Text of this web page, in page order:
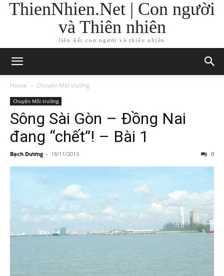
ThienNhien.Net | Con người
và Thiên nhiên
liên kết con người và thiên nhiên
Home Chuyện Môi trường
Chuyện Môi trường
Sông Sài Gòn – Đồng Nai
đang “chết”! – Bài 1
Bạch Dương - 18/11/2013 0